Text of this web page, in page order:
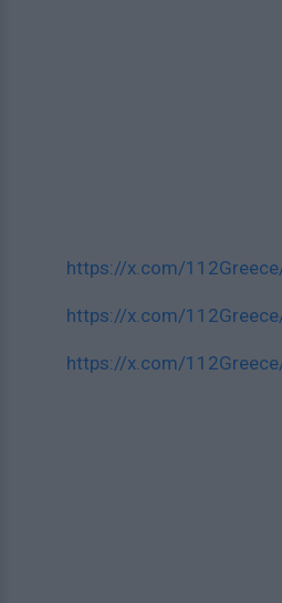
https://x.com/
https://x.com/
https://x.com/